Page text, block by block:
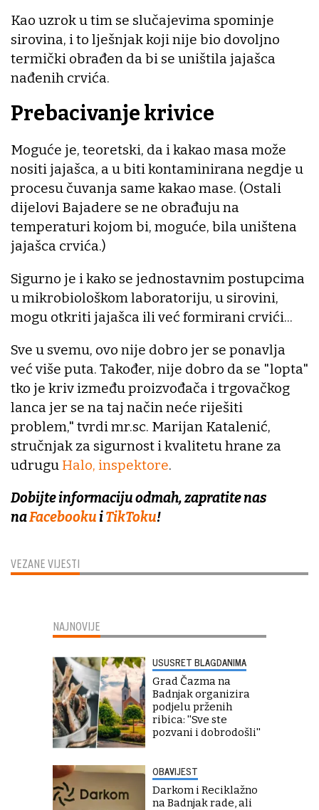
VEZANE VIJESTI
Kao uzrok u tim se slučajevima spominje
sirovina, i to lješnjak koji nije bio dovoljno
termički obrađen da bi se uništila jajašca
nađenih crvića.
Prebacivanje krivice
Moguće je, teoretski, da i kakao masa može
nositi jajašca, a u biti kontaminirana negdje u
procesu čuvanja same kakao mase. (Ostali
dijelovi Bajadere se ne obrađuju na
temperaturi kojom bi, moguće, bila uništena
jajašca crvića.)
Sigurno je i kako se jednostavnim postupcima
u mikrobiološkom laboratoriju, u sirovini,
mogu otkriti jajašca ili već formirani crvići...
Sve u svemu, ovo nije dobro jer se ponavlja
već više puta. Također, nije dobro da se "lopta"
tko je kriv između proizvođača i trgovačkog
lanca jer se na taj način neće riješiti
problem," tvrdi mr.sc. Marijan Katalenić,
stručnjak za sigurnost i kvalitetu hrane za
udrugu Halo, inspektore.
Dobijte informaciju odmah, zapratite nas
naFacebookuiTikToku!
NAJNOVIJE
USUSRET BLAGDANIMA
Grad Čazma na
Badnjak organizira
podjelu prženih
ribica: ''Sve ste
pozvani i dobrodošli''
OBAVIJEST
Darkom i Reciklažno
na Badnjak rade, ali